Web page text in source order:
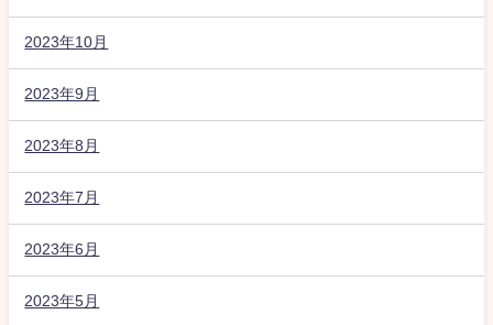
2023年10月
2023年9月
2023年8月
2023年7月
2023年6月
2023年5月